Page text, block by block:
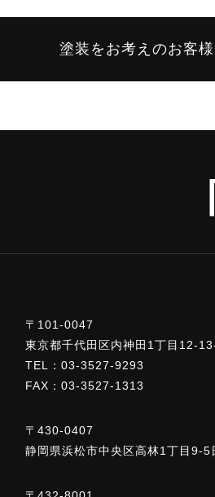
塗装をお考えのお客
〒101-0047
東京都千代田区内神田1丁目12-
TEL：03-3527-9293
FAX：03-3527-1313
〒430-0407
静岡県浜松市中央区高林1丁目9-5